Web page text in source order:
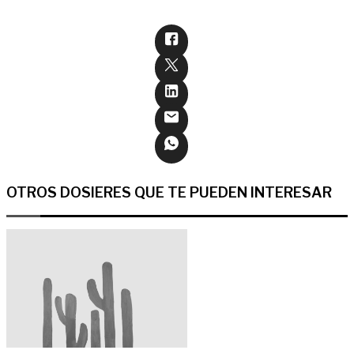
OTROS DOSIERES QUE TE PUEDEN INTERESAR